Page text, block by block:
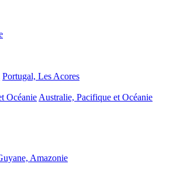
Portugal, Les Acores
Océanie Australie, Pacifique et Océanie
Amazonie